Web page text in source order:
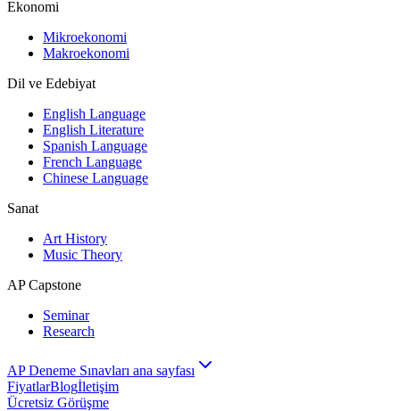
Ekonomi
Mikroekonomi
Makroekonomi
Dil ve Edebiyat
English Language
English Literature
Spanish Language
French Language
Chinese Language
Sanat
Art History
Music Theory
AP Capstone
Seminar
Research
AP Deneme Sınavları ana sayfası
FiyatlarBlogİletişim
Ücretsiz Görüşme